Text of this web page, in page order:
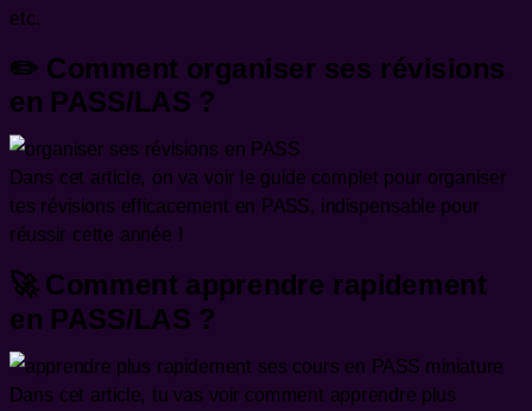
etc.
✏️ Comment organiser ses révisions
en PASS/LAS ?
Dans cet article, on va voir le guide complet pour organiser
tes révisions efficacement en PASS, indispensable pour
réussir cette année !
🚀 Comment apprendre rapidement
en PASS/LAS ?
Dans cet article, tu vas voir comment apprendre plus